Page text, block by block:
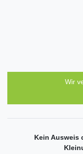
Wir
Kein Ausweis